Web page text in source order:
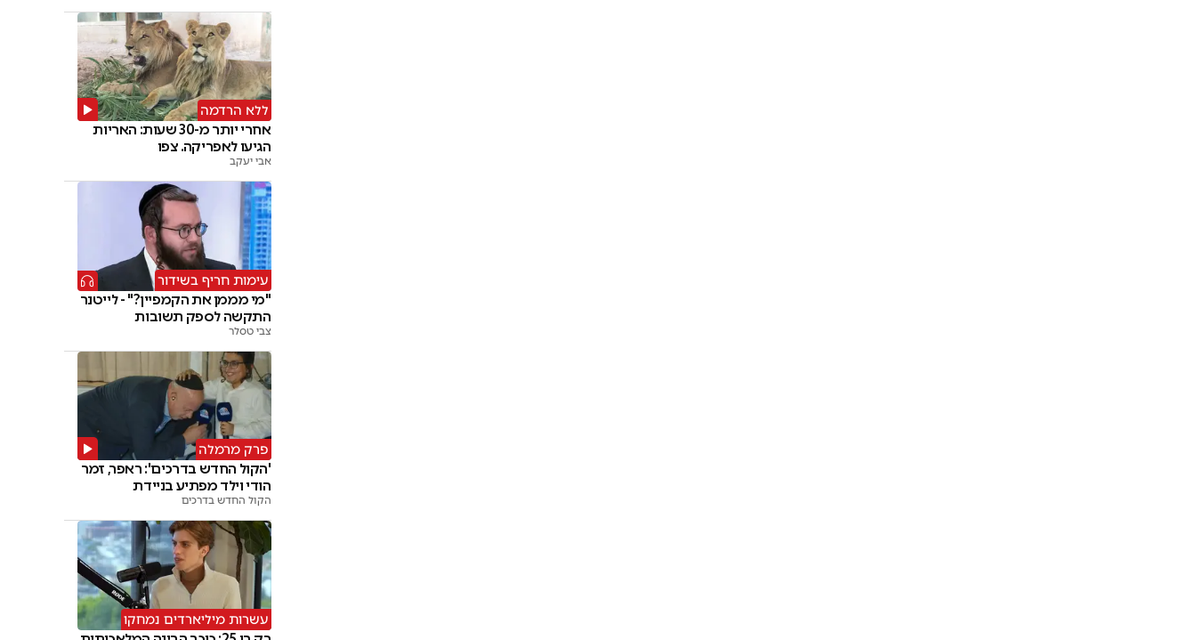
ללא הרדמה
אחרי יותר מ-30 שעות: האריות
הגיעו לאפריקה. צפו
אבי יעקב
עימות חריף בשידור
"מי מממן את הקמפיין?" - לייטנר
התקשה לספק תשובות
צבי טסלר
פרק מרמלה
'הקול החדש בדרכים': ראפר, זמר
הודי וילד מפתיע בניידת
הקול החדש בדרכים
עשרות מיליארדים נמחקו